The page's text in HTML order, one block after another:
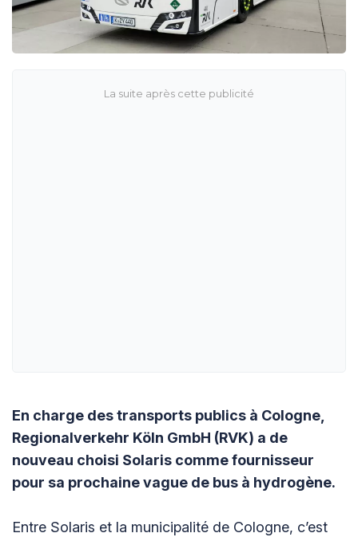
En charge des transports publics à Cologne,
Regionalverkehr Köln GmbH (RVK) a de
nouveau choisi Solaris comme fournisseur
pour sa prochaine vague de bus à hydrogène.
Entre Solaris et la municipalité de Cologne, c’est